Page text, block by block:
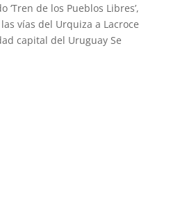
de los Pueblos Libres’,
vías del Urquiza a Lacroce
capital del Uruguay Se